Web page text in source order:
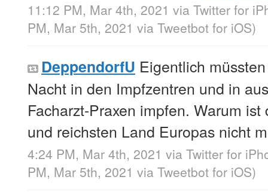
11:12 PM, Mar 4th, 2021 via Twitter for
PM, Mar 5th, 2021 via Tweetbot for iΟS)
DeppendorfU Eigentlich
Nacht in den Impfzentren und in
Facharzt-Praxen impfen. Warum
und reichsten Land Europas nicht
4:24 PM, Mar 4th, 2021 via Twitter for
PM, Mar 5th, 2021 via Tweetbot for iΟS)